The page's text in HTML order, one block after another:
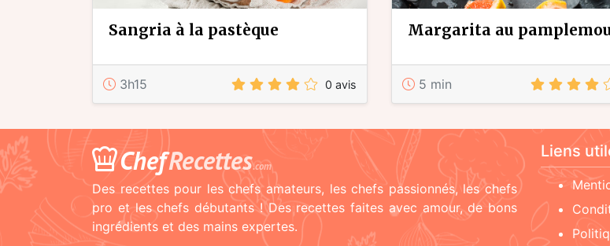
sangria à la pastèque
3h15 0 avis
margarita au
5 min
ChefRecettes.com
Des recettes pour les chefs amateurs, les chefs passionnés, les chefs
pro et les chefs débutants ! Des recettes faites avec amour, de bons
ingrédients et des mains expertes.
Liens